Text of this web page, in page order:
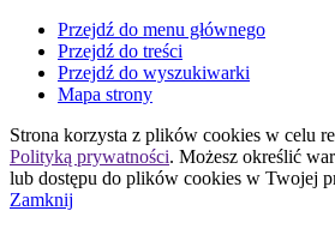
Przejdź do menu głównego
Przejdź do treści
Przejdź do wyszukiwarki
Mapa strony
Strona korzysta z plików cookies w celu
Polityką prywatności. Możesz określić
lub dostępu do plików cookies w Twojej
Zamknij